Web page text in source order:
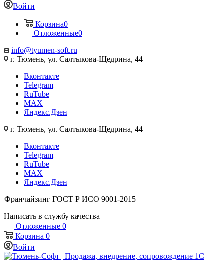
Войти
Корзина0
Отложенные0
info@tyumen-soft.ru
г. Тюмень, ул. Салтыкова-Щедрина, 44
Вконтакте
Telegram
RuTube
MAX
Яндекс.Дзен
г. Тюмень, ул. Салтыкова-Щедрина, 44
Вконтакте
Telegram
RuTube
MAX
Яндекс.Дзен
Франчайзинг ГОСТ Р ИСО 9001-2015
Написать в службу качества
Отложенные 0
Корзина 0
Войти